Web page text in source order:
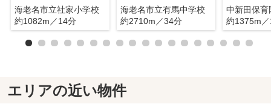
海老名市立社家小学校
約1082m／14分
海老名市立有馬中学校
約2710m／34分
中新田保育
約1375m
エリアの近い物件